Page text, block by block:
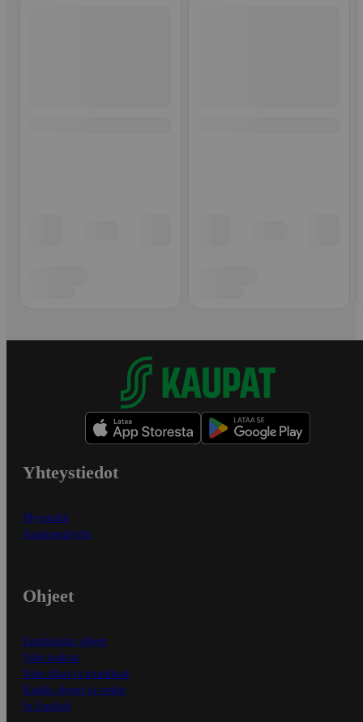
Yhteystiedot
Myymälät
Asiakaspalvelu
Ohjeet
Ensitilaajan ohjeet
Näin maksat
Näin tilaat ja muokkaat
Kaikki ohjeet ja vinkit
In English